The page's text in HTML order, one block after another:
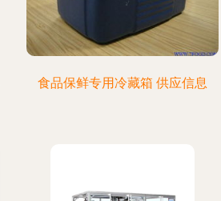
食品保鲜专用冷藏箱 供应信息